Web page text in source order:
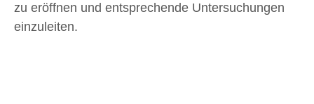
zu eröffnen und entsprechende Untersuchungen
einzuleiten.